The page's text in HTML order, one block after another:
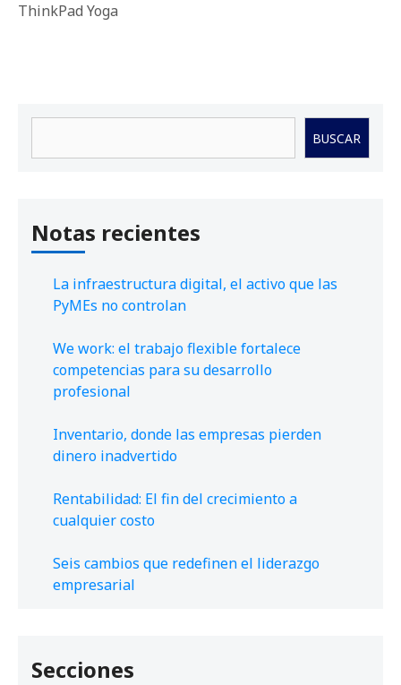
ThinkPad Yoga
BUSCAR
Notas recientes
La infraestructura digital, el activo que las
PyMEs no controlan
We work: el trabajo flexible fortalece
competencias para su desarrollo
profesional
Inventario, donde las empresas pierden
dinero inadvertido
Rentabilidad: El fin del crecimiento a
cualquier costo
Seis cambios que redefinen el liderazgo
empresarial
Secciones